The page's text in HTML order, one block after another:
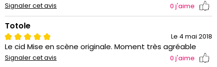
Signaler cet avis 0 j'aime
Totole
Le 4 mai 2018
Le cid Mise en scène originale. Moment très agréable
Signaler cet avis 0 j'aime